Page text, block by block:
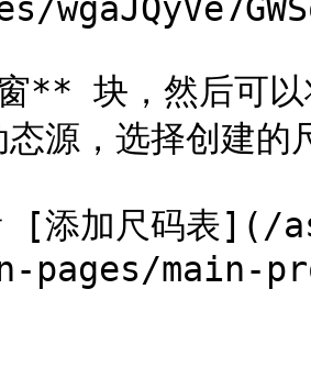
** 块，然后可
源，选择创建的
[添加尺码表
pages/